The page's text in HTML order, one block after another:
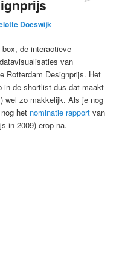
Doeswijk
de interactieve
van
Rotterdam Designprijs. Het
in de shortlist dus dat maakt
wel zo makkelijk. Als je nog
het nominatie rapport van
in 2009) erop na.